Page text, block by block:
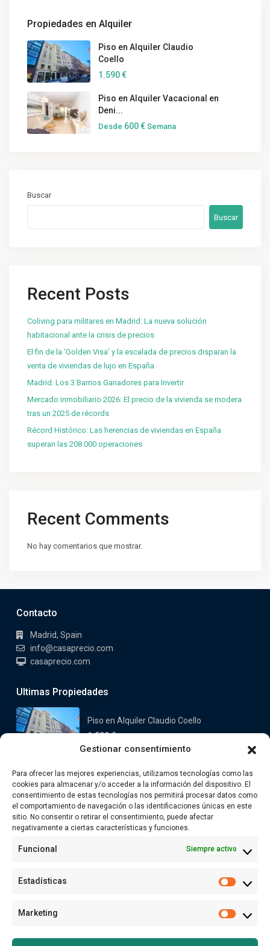
Gestionar consentimiento
Para ofrecer las mejores experiencias, utilizamos tecnologías como las
cookies para almacenar y/o acceder a la información del dispositivo. El
consentimiento de estas tecnologías nos permitirá procesar datos como
el comportamiento de navegación o las identificaciones únicas en este
sitio. No consentir o retirar el consentimiento, puede afectar
negativamente a ciertas características y funciones.
Funcional Siempre activo
Estadísticas
Marketing
Propiedades en Alquiler
Piso en Alquiler Claudio
Coello
1.590 €
Piso en Alquiler Vacacional en
Deni...
Desde 600 € Semana
Buscar
Buscar
Recent Posts
Coliving para militares en Madrid: La nueva solución
habitacional ante la crisis de precios
El fin de la ‘Golden Visa’ y la escalada de precios disparan la
venta de viviendas de lujo en España
Madrid: Los 3 Barrios Ganadores para Invertir
Mercado inmobiliario 2026: El precio de la vivienda se modera
tras un 2025 de récords
Récord Histórico: Las herencias de viviendas en España
superan las 208.000 operaciones
Recent Comments
No hay comentarios que mostrar.
Contacto
Madrid, Spain
info@casaprecio.com
casaprecio.com
Ultimas Propiedades
Piso en Alquiler Claudio Coello
1.590 €
Oeste
749.000 €
Enlaces
Buscar